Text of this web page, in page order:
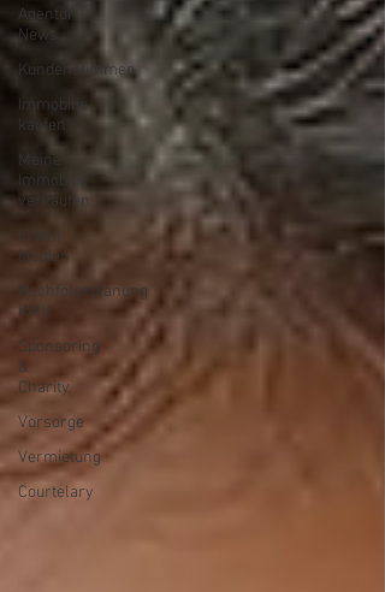
Agentur
News
Kundenstimmen
Immobilie
kaufen
Meine
Immobilie
verkaufen
Medien
Nachfolgeplanung
KMU
Sponsoring
&
Charity
Vorsorge
Vermietung
Courtelary